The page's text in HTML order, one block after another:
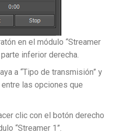
en el módulo “Streamer
inferior derecha.
a “Tipo de transmisión” y
entre las opciones que
clic con el botón derecho
“Streamer 1”.